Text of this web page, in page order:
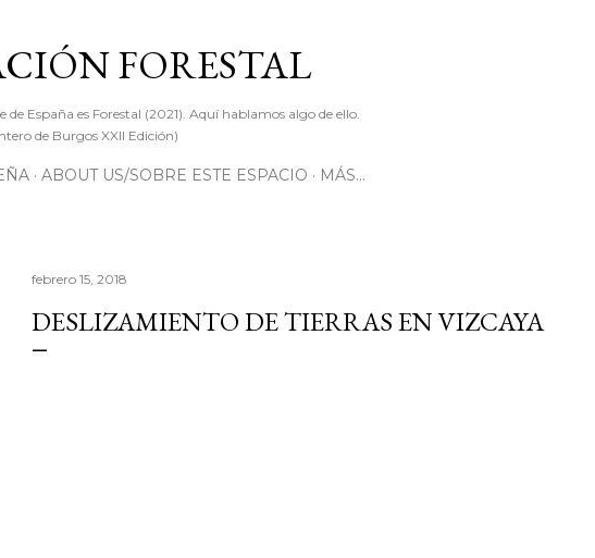
FORESTAL
de España es Forestal (2021). Aquí hablamos algo de ello.
de Burgos XXII Edición)
ABOUT US/SOBRE ESTE ESPACIO MÁS…
febrero 15, 2018
DESLIZAMIENTO DE TIERRAS EN VIZCAYA